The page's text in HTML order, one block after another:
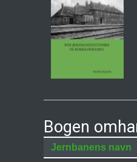
Bogen
Jernbanens navn